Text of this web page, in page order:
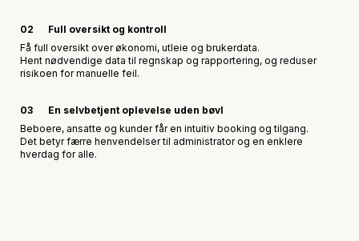
02
Full oversikt og kontroll
Få full oversikt over økonomi, utleie og brukerdata.
Hent nødvendige data til regnskap og rapportering, og reduser
risikoen for manuelle feil.
03
En selvbetjent oplevelse uden bøvl
Beboere, ansatte og kunder får en intuitiv booking og tilgang.
Det betyr færre henvendelser til administrator og en enklere
hverdag for alle.